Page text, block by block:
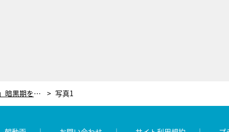
ロンブー淳「MCをやめようとした」暗黒期を救ったナイナイ矢部のアドバイス 写真1